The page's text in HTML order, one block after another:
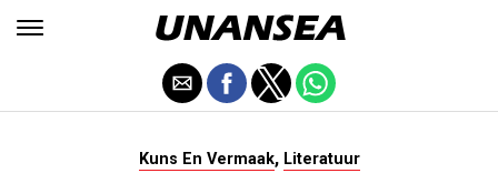
Kuns En Vermaak, Literatuur